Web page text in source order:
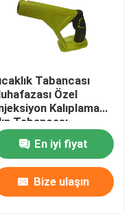
Tabancası
Özel
Kalıplama
Tabancası
Kutusu
En iyi fiyat
Bize ulaşın